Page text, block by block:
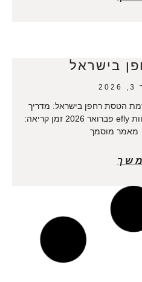
בישראל
הטסת רחפן בישראל: מדריך
עומק למטיס המקצועי כתב: צוות efly פברואר 2026 זמן קריאה: